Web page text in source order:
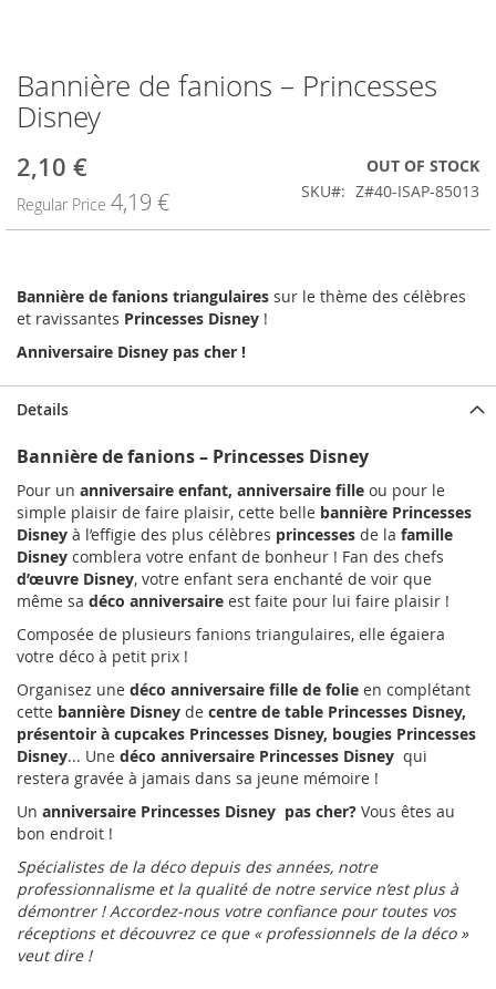
Skip
to
the
of
images
gallery
Bannière de fanions – Princesses
Disney
Special
2,10 €
Regular Price 4,19 €
OUT OF STOCK
SKU
Z#40-ISAP-85013
Bannière de fanions triangulaires sur le thème des célèbres
et ravissantes Princesses Disney !
Anniversaire Disney pas cher !
Details
Bannière de fanions – Princesses Disney
Pour un anniversaire enfant, anniversaire fille ou pour le
simple plaisir de faire plaisir, cette belle bannière Princesses
Disney à l’effigie des plus célèbres princesses de la famille
Disney comblera votre enfant de bonheur ! Fan des chefs
d’œuvre Disney, votre enfant sera enchanté de voir que
même sa déco anniversaire est faite pour lui faire plaisir !
Composée de plusieurs fanions triangulaires, elle égaiera
votre déco à petit prix !
Organisez une déco anniversaire fille de folie en complétant
cette bannière Disney de centre de table Princesses Disney,
présentoir à cupcakes Princesses Disney, bougies Princesses
Disney... Une déco anniversaire Princesses Disney qui
restera gravée à jamais dans sa jeune mémoire !
Un anniversaire Princesses Disney pas cher? Vous êtes au
bon endroit !
Spécialistes de la déco depuis des années, notre
professionnalisme et la qualité de notre service n’est plus à
démontrer ! Accordez-nous votre confiance pour toutes vos
réceptions et découvrez ce que « professionnels de la déco »
veut dire !